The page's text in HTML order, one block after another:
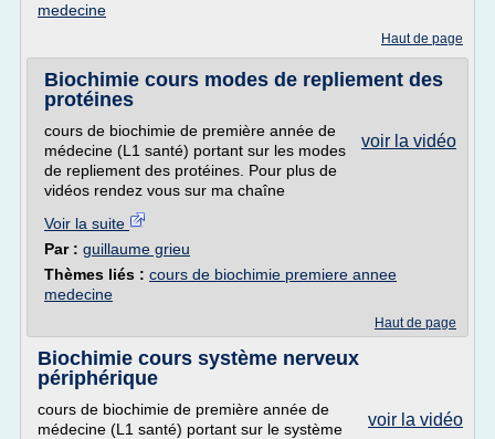
medecine
Haut de page
Biochimie cours modes de repliement des
protéines
voir la vidéo
cours de biochimie de première année de
médecine (L1 santé) portant sur les modes
de repliement des protéines. Pour plus de
vidéos rendez vous sur ma chaîne
Voir la suite
Par : guillaume grieu
Thèmes liés : cours de biochimie premiere annee
medecine
Haut de page
Biochimie cours système nerveux
périphérique
voir la vidéo
cours de biochimie de première année de
médecine (L1 santé) portant sur le système